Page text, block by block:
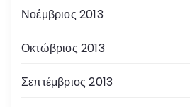
Νοέμβριος 2013
Οκτώβριος 2013
Σεπτέμβριος 2013